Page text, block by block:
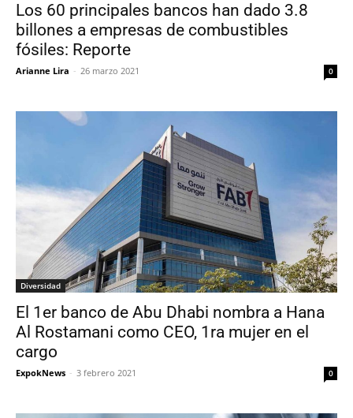
Los 60 principales bancos han dado 3.8
billones a empresas de combustibles
fósiles: Reporte
Arianne Lira - 26 marzo 2021 0
Diversidad
El 1er banco de Abu Dhabi nombra a Hana
Al Rostamani como CEO, 1ra mujer en el
cargo
ExpokNews - 3 febrero 2021 0